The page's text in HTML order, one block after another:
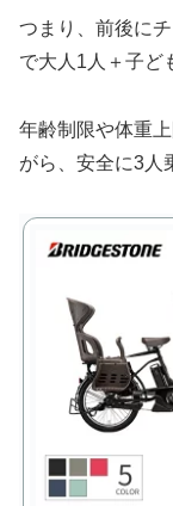
つまり、前後に
で大人1人＋子ど
年齢制限や体重
がら、安全に3人